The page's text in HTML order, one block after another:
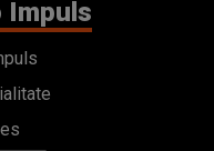
Impuls